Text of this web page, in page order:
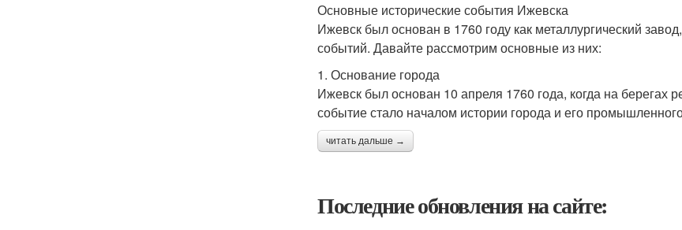
Основные исторические события Ижевска
Ижевск был основан в 1760 году как металлургический
событий. Давайте рассмотрим основные из них:
1. Основание города
Ижевск был основан 10 апреля 1760 года, когда на
событие стало началом истории города и его
читать дальше →
Последние обновления на сайте: